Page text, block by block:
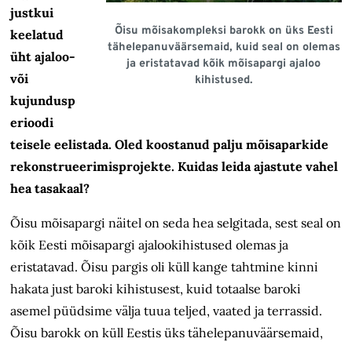
Õisu mõisakompleksi barokk on üks Eesti
tähelepanuväärsemaid, kuid seal on olemas
ja eristatavad kõik mõisapargi ajaloo
kihistused.
justkui
keelatud
üht ajaloo-
või
kujundusp
erioodi
teisele eelistada. Oled koostanud palju mõisaparkide
rekonstrueerimisprojekte. Kuidas leida ajastute vahel
hea tasakaal?
Õisu mõisapargi näitel on seda hea selgitada, sest seal on
kõik Eesti mõisapargi ajalookihistused olemas ja
eristatavad. Õisu pargis oli küll kange tahtmine kinni
hakata just baroki kihistusest, kuid totaalse baroki
asemel püüdsime välja tuua teljed, vaated ja terrassid.
Õisu barokk on küll Eestis üks tähelepanuväärsemaid,